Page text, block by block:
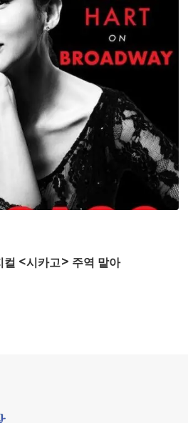
컬 <시카고> 주역 맡아